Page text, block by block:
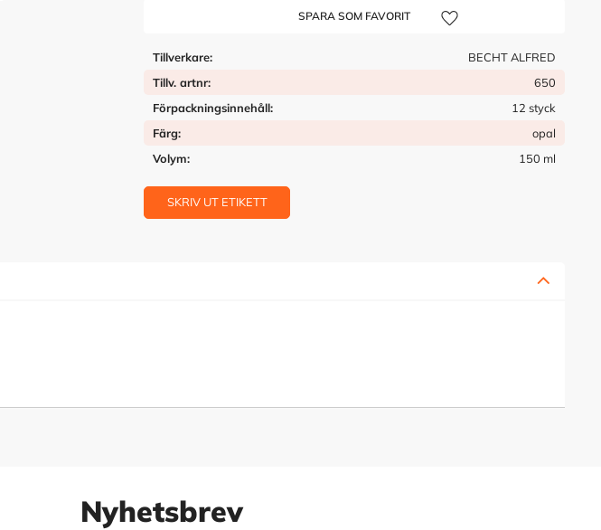
Lägg till i önskelista
Tillverkare
BECHT ALFRED
Tillv. artnr
650
Förpackningsinnehåll
12 styck
Färg
opal
Volym
150 ml
SKRIV UT ETIKETT
Nyhetsbrev